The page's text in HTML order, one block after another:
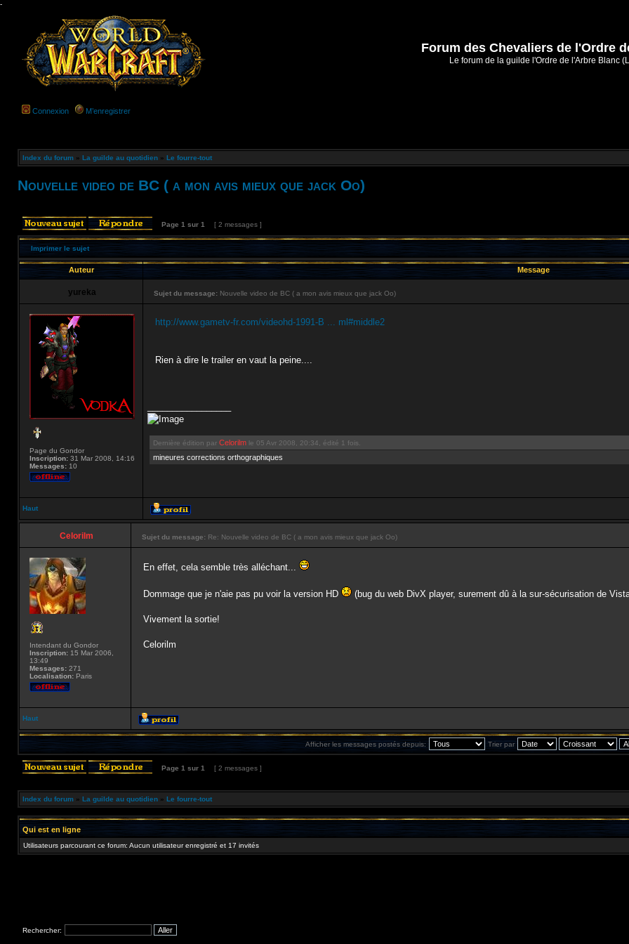
-
Forum des Chevaliers de l'Ordre
Le forum de la guilde l'Ordre de l'Arbre Blanc
Connexion M’enregistrer
Index du forum » La guilde au quotidien » Le fourre-tout
Nouvelle video de BC ( a mon avis mieux que jack Oo)
Page 1 sur 1 [ 2 messages ]
Imprimer le sujet
Auteur Message
yureka Sujet du message: Nouvelle video de BC ( a mon avis mieux que jack Oo)
Page du Gondor
Inscription: 31 Mar 2008, 14:16
Messages: 10
http://www.gametv-fr.com/videohd-1991-B ... ml#middle2
Rien à dire le trailer en vaut la peine....
Dernière édition par Celorilm le 05 Avr 2008, 20:34, édité 1 fois.
mineures corrections orthographiques
Haut
Celorilm Sujet du message: Re: Nouvelle video de BC ( a mon avis mieux que jack Oo)
Intendant du Gondor
Inscription: 15 Mar 2006,
13:49
Messages: 271
Localisation: Paris
En effet, cela semble très alléchant...
Dommage que je n'aie pas pu voir la version HD (bug du web DivX player, surement dû à la sur-sécurisation de
Vivement la sortie!
Celorilm
Haut
Afficher les messages postés depuis: Trier par
Page 1 sur 1 [ 2 messages ]
Index du forum » La guilde au quotidien » Le fourre-tout
Qui est en ligne
Utilisateurs parcourant ce forum: Aucun utilisateur enregistré et 17 invités
Rechercher: